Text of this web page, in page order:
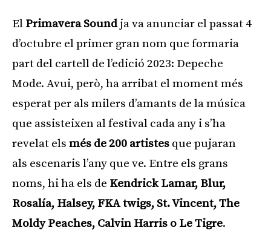
El Primavera Soundja va anunciar el passat 4
d’octubre el primer gran nom que formaria
part del cartell de l’edició 2023: Depeche
Mode. Avui, però, ha arribat el moment més
esperat per als milers d’amants de la música
que assisteixen al festival cada any i s’ha
revelat els més de 200 artistes que pujaran
als escenaris l’any que ve. Entre els grans
noms, hi ha els de Kendrick Lamar, Blur,
Rosalía, Halsey, FKA twigs, St. Vincent, The
Moldy Peaches, Calvin Harris o Le Tigre.